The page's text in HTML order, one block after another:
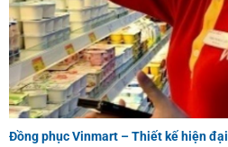
Đồng phục Vinmart – Thiết kế hiện